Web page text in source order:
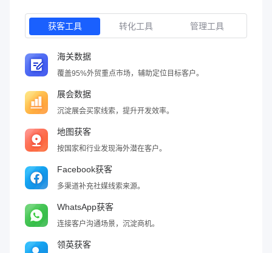
获客工具 转化工具 管理工具
海关数据
覆盖95%外贸重点市场，辅助定位目标客户。
展会数据
沉淀展会买家线索，提升开发效率。
地图获客
按国家和行业发现海外潜在客户。
Facebook获客
多渠道补充社媒线索来源。
WhatsApp获客
连接客户沟通场景，沉淀商机。
领英获客